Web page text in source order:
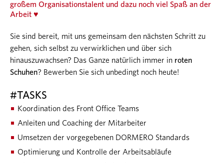
großem Organisationstalent und dazu noch viel Spaß an der
Arbeit ♥
Sie sind bereit, mit uns gemeinsam den nächsten Schritt zu
gehen, sich selbst zu verwirklichen und über sich
hinauszuwachsen? Das Ganze natürlich immer in roten
Schuhen? Bewerben Sie sich unbedingt noch heute!
#TASKS
Koordination des Front Office Teams
Anleiten und Coaching der Mitarbeiter
Umsetzen der vorgegebenen DORMERO Standards
Optimierung und Kontrolle der Arbeitsabläufe